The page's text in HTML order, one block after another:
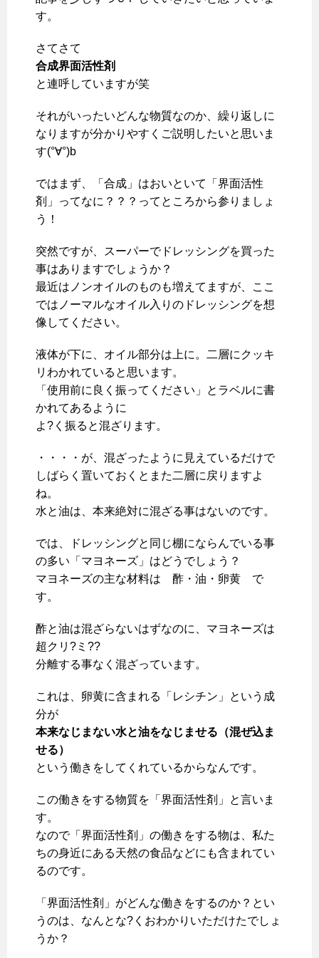
す。
さてさて
合成界面活性剤
と連呼していますが笑
それがいったいどんな物質なのか、繰り返しに
なりますが分かりやすくご説明したいと思いま
す(°∀°)b
ではまず、「合成」はおいといて「界面活性
剤」ってなに？？？ってところから参りましょ
う！
突然ですが、スーパーでドレッシングを買った
事はありますでしょうか？
最近はノンオイルのものも増えてますが、ここ
ではノーマルなオイル入りのドレッシングを想
像してください。
液体が下に、オイル部分は上に。二層にクッキ
リわかれていると思います。
「使用前に良く振ってください」とラベルに書
かれてあるように
よ?く振ると混ざります。
・・・・が、混ざったように見えているだけで
しばらく置いておくとまた二層に戻りますよ
ね。
水と油は、本来絶対に混ざる事はないのです。
では、ドレッシングと同じ棚にならんでいる事
の多い「マヨネーズ」はどうでしょう？
マヨネーズの主な材料は 酢・油・卵黄 で
す。
酢と油は混ざらないはずなのに、マヨネーズは
超クリ?ミ??
分離する事なく混ざっています。
これは、卵黄に含まれる「レシチン」という成
分が
本来なじまない水と油をなじませる（混ぜ込ま
せる）
という働きをしてくれているからなんです。
この働きをする物質を「界面活性剤」と言いま
す。
なので「界面活性剤」の働きをする物は、私た
ちの身近にある天然の食品などにも含まれてい
るのです。
「界面活性剤」がどんな働きをするのか？とい
うのは、なんとな?くおわかりいただけたでしょ
うか？